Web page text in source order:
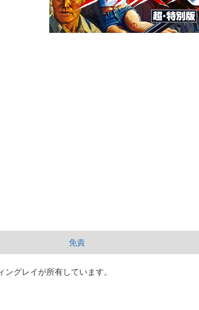
免責
グレイが所有しています。